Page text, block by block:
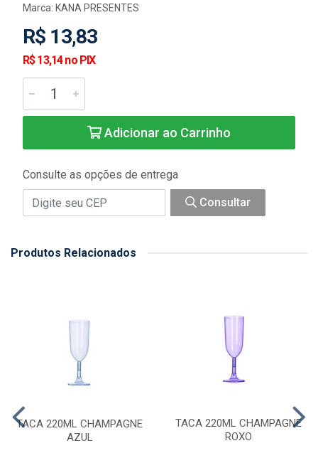
Marca: KANA PRESENTES
R$ 13,83
R$ 13,14 no PIX
Adicionar ao Carrinho
Consulte as opções de entrega
Consultar
Produtos Relacionados
TACA 220ML CHAMPAGNE
AZUL
TACA 220ML CHAMPAGNE
ROXO